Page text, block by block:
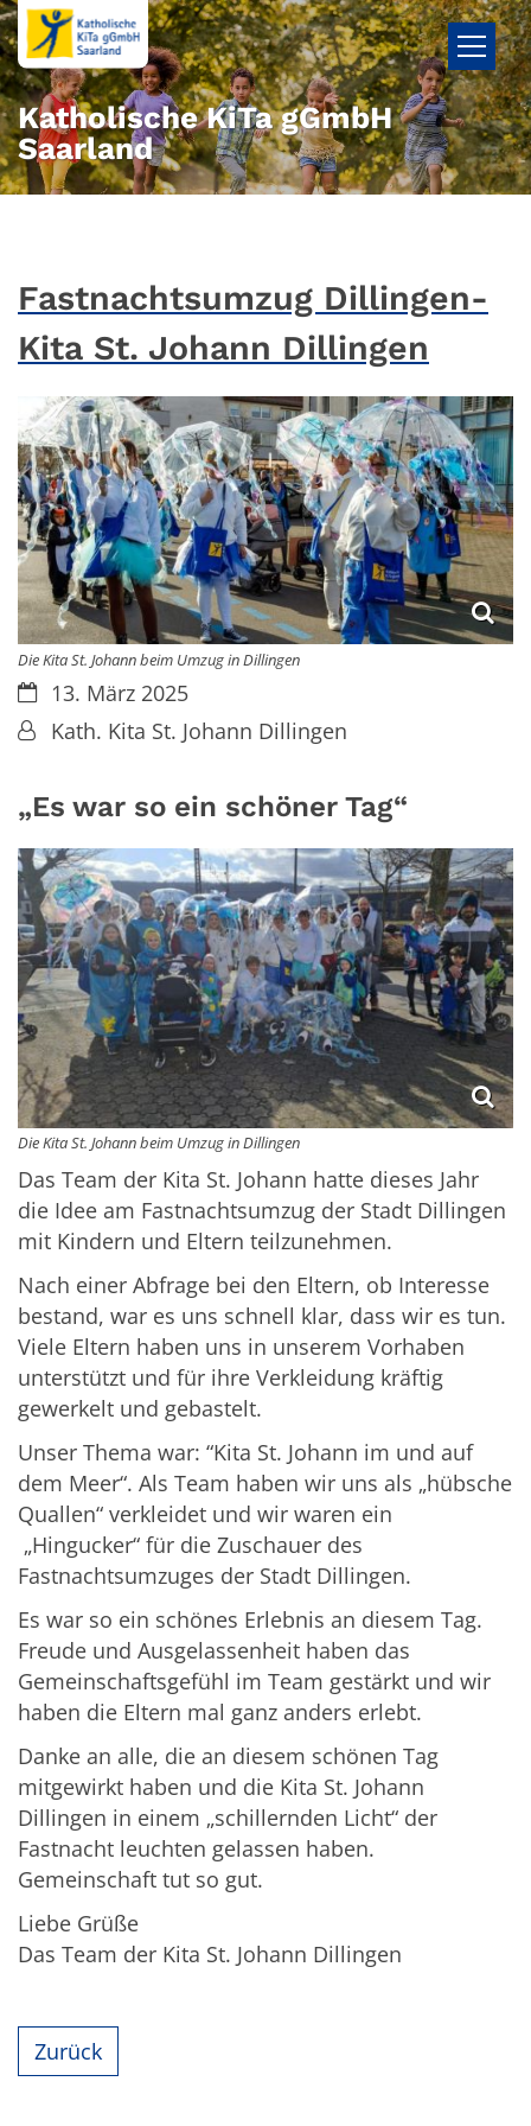
Zum Inhalt springen
Katholische KiTa gGmbH
Saarland
Fastnachtsumzug Dillingen-
Kita St. Johann Dillingen
Die Kita St. Johann beim Umzug in Dillingen
Datum:13. März 2025
Von:Kath. Kita St. Johann Dillingen
„Es war so ein schöner Tag“
Die Kita St. Johann beim Umzug in Dillingen
Das Team der Kita St. Johann hatte dieses Jahr
die Idee am Fastnachtsumzug der Stadt Dillingen
mit Kindern und Eltern teilzunehmen.
Nach einer Abfrage bei den Eltern, ob Interesse
bestand, war es uns schnell klar, dass wir es tun.
Viele Eltern haben uns in unserem Vorhaben
unterstützt und für ihre Verkleidung kräftig
gewerkelt und gebastelt.
Unser Thema war: “Kita St. Johann im und auf
dem Meer“. Als Team haben wir uns als „hübsche
Quallen“ verkleidet und wir waren ein
„Hingucker“ für die Zuschauer des
Fastnachtsumzuges der Stadt Dillingen.
Es war so ein schönes Erlebnis an diesem Tag.
Freude und Ausgelassenheit haben das
Gemeinschaftsgefühl im Team gestärkt und wir
haben die Eltern mal ganz anders erlebt.
Danke an alle, die an diesem schönen Tag
mitgewirkt haben und die Kita St. Johann
Dillingen in einem „schillernden Licht“ der
Fastnacht leuchten gelassen haben.
Gemeinschaft tut so gut.
Liebe Grüße
Das Team der Kita St. Johann Dillingen
Zurück